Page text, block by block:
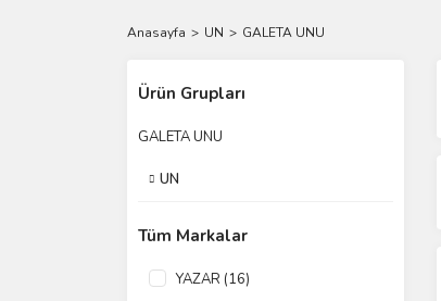
Anasayfa UN GALETA UNU
Ürün Grupları
GALETA UNU
UN
Tüm Markalar
YAZAR (16)